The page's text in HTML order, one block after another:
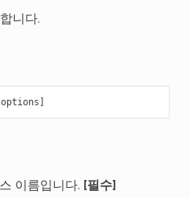
니다.
options ]
이름입니다. [필수]